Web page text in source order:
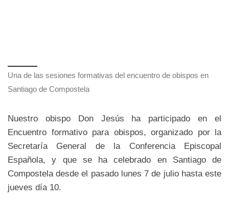
Una de las sesiones formativas del encuentro de obispos en
Santiago de Compostela
Nuestro obispo Don Jesús ha participado en el
Encuentro formativo para obispos, organizado por la
Secretaría General de la Conferencia Episcopal
Española, y que se ha celebrado en Santiago de
Compostela desde el pasado lunes 7 de julio hasta este
jueves día 10.